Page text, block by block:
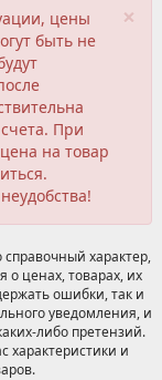
×
цены
быть не
При
на товар
характер,
ценах, товарах, их
ошибки, так и
уведомления, и
либо претензий.
характеристики и